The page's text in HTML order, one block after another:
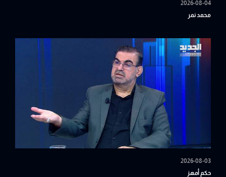
2026-08-04
محمد نمر
2026-08-03
حكم أمهز